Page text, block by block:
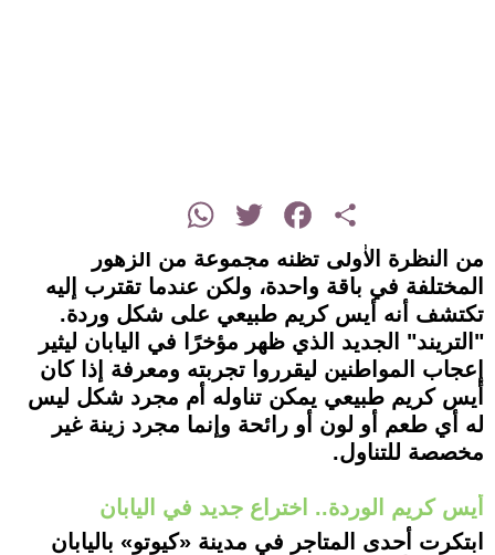
Share
Facebook
Twitter
WhatsApp
من النظرة الأولى تظنه مجموعة من الزهور
المختلفة في باقة واحدة، ولكن عندما تقترب إليه
تكتشف أنه أيس كريم طبيعي على شكل وردة.
"التريند" الجديد الذي ظهر مؤخرًا في اليابان ليثير
إعجاب المواطنين ليقرروا تجربته ومعرفة إذا كان
أيس كريم طبيعي يمكن تناوله أم مجرد شكل ليس
له أي طعم أو لون أو رائحة وإنما مجرد زينة غير
مخصصة للتناول.
أيس كريم الوردة.. اختراع جديد في اليابان
ابتكرت أحدى المتاجر في مدينة «كيوتو» باليابان